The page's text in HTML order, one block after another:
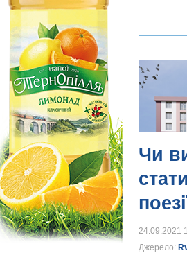
Чи
24.09.2021
Джерело: